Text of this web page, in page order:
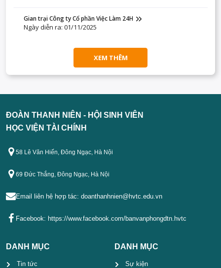
Gian trại Công ty Cổ phần Việc Làm 24H
Ngày diễn ra: 01/11/2025
XEM THÊM
ĐOÀN THANH NIÊN - HỘI SINH VIÊN
HỌC VIỆN TÀI CHÍNH
58 Lê Văn Hiến, Đông Ngạc, Hà Nội
69 Đức Thắng, Đông Ngạc, Hà Nội
Email liên hệ hợp tác: doanthanhnien@hvtc.edu.vn
Facebook: https://www.facebook.com/banvanphongdtn.hvtc
DANH MỤC
Tin tức
DANH MỤC
Sự kiện